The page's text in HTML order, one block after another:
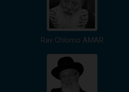
Rav Chlomo AMAR